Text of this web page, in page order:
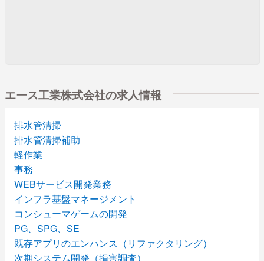
エース工業株式会社の求人情報
排水管清掃
排水管清掃補助
軽作業
事務
WEBサービス開発業務
インフラ基盤マネージメント
コンシューマゲームの開発
PG、SPG、SE
既存アプリのエンハンス（リファクタリング）
次期システム開発（損害調査）